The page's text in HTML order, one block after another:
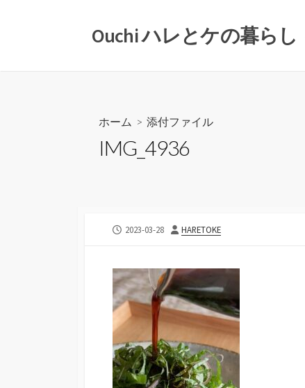
Ouchi ハレとケの暮らし
ホーム > 添付ファイル
IMG_4936
公
2023-03-28
投
HARETOKE